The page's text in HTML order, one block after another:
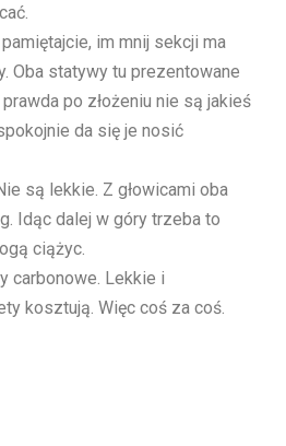
im mnij sekcji ma
Oba statywy tu prezentowane
po złożeniu nie są jakieś
da się je nosić
są lekkie. Z głowicami oba
Idąc dalej w góry trzeba to
ciążyc.
carbonowe. Lekkie i
kosztują. Więc coś za coś.